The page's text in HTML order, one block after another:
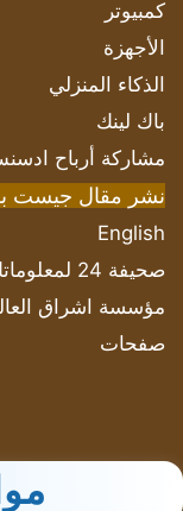
كمبيوتر
الأجهزة
الذكاء المنزلي
باك لينك
مشاركة أرباح
نشر مقال جيست
English
صحيفة 24 لمعلوماتك
مؤسسة اشراق
صفحات